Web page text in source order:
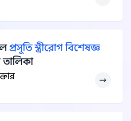
প্রসূতি স্ত্রীরোগ বিশেষজ্ঞ
তালিকা